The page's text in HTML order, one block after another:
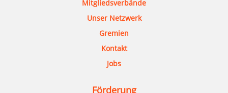
Mitgliedsverbände
Unser Netzwerk
Gremien
Kontakt
Jobs
Förderung